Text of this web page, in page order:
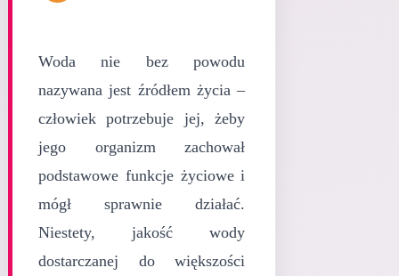
Woda nie bez powodu
nazywana jest źródłem życia –
człowiek potrzebuje jej, żeby
jego organizm zachował
podstawowe funkcje życiowe i
mógł sprawnie działać.
Niestety, jakość wody
dostarczanej do większości